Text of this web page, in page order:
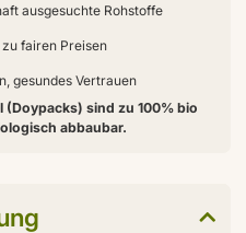
ausgesuchte Rohstoffe
fairen Preisen
gesundes Vertrauen
sind zu 100% bio
abbaubar.